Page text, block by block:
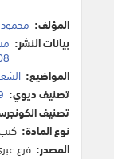
المؤلف:
بيانات النشر:
المواضيع:
تصنيف ديوي:
تصنيف
نوع المادة:
المصدر: فرع